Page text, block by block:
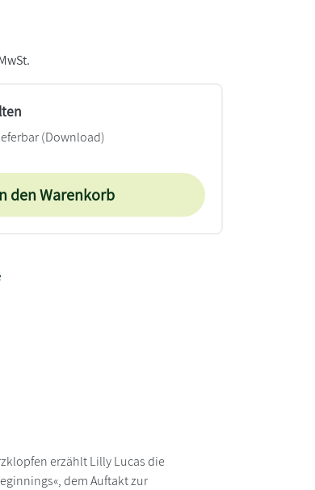
(Download)
den Warenkorb
erzählt Lilly Lucas die
dem Auftakt zur